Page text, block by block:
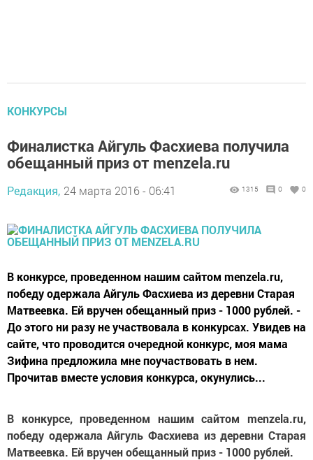
КОНКУРСЫ
Финалистка Айгуль Фасхиева получила
обещанный приз от menzela.ru
Редакция, 24 марта 2016 - 06:41 1315 0 0
В конкурсе, проведенном нашим сайтом menzela.ru,
победу одержала Айгуль Фасхиева из деревни Старая
Матвеевка. Ей вручен обещанный приз - 1000 рублей. -
До этого ни разу не участвовала в конкурсах. Увидев на
сайте, что проводится очередной конкурс, моя мама
Зифина предложила мне поучаствовать в нем.
Прочитав вместе условия конкурса, окунулись...
В конкурсе, проведенном нашим сайтом menzela.ru,
победу одержала Айгуль Фасхиева из деревни Старая
Матвеевка. Ей вручен обещанный приз - 1000 рублей.